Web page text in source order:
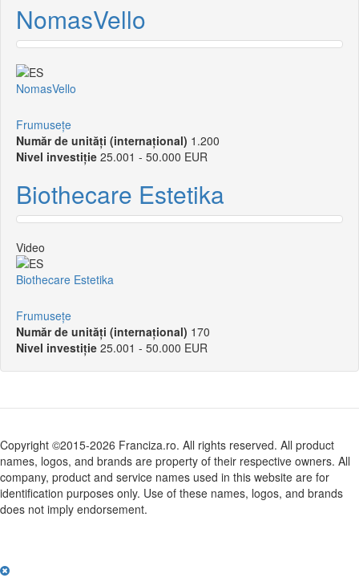
NomasVello
NomasVello
Frumusețe
Număr de unități (internațional) 1.200
Nivel investiție 25.001 - 50.000 EUR
Biothecare Estetika
Video
Biothecare Estetika
Frumusețe
Număr de unități (internațional) 170
Nivel investiție 25.001 - 50.000 EUR
Copyright ©2015-2026 Franciza.ro. All rights reserved. All product
names, logos, and brands are property of their respective owners. All
company, product and service names used in this website are for
identification purposes only. Use of these names, logos, and brands
does not imply endorsement.